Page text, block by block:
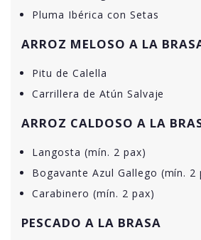
Pluma Ibérica con Setas
ARROZ MELOSO A LA
Pitu de Calella
Carrillera de Atún Salvaje
ARROZ CALDOSO A LA
Langosta (mín. 2 pax)
Bogavante Azul Gallego (mín. 2
Carabinero (mín. 2 pax)
PESCADO A LA BRASA